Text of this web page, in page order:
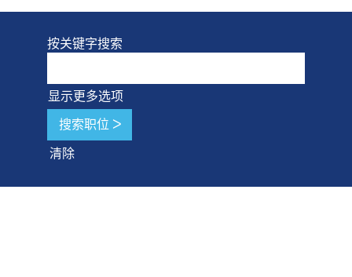
按关键字搜索
显示更多选项
清除